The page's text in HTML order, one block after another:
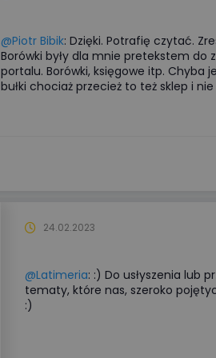
@Piotr Bibik: Dzięki. Potrafię czytać.
Borówki były dla mnie pretekstem
portalu. Borówki, księgowe itp. Chyba
bułki chociaż przecież to też sklep i
24.02.2023
@Latimeria: :) Do usłyszenia lub
tematy, które nas, szeroko
:)